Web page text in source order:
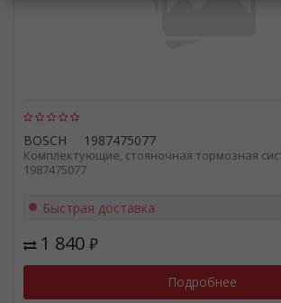
BOSCH 1987475077
Комплектующие, стояночная тормозная
1987475077
Быстрая доставка
1 840 ₽
Подробнее